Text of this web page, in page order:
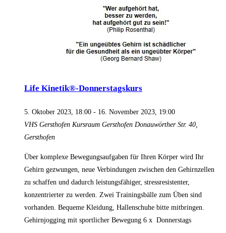
Life Kinetik®-Donnerstagskurs
5. Oktober 2023, 18:00 - 16. November 2023, 19:00
VHS Gersthofen Kursraum Gersthofen Donauwörther Str. 40,
Gersthofen
Über komplexe Bewegungsaufgaben für Ihren Körper wird Ihr
Gehirn gezwungen, neue Verbindungen zwischen den Gehirnzellen
zu schaffen und dadurch leistungsfähiger, stressresistenter,
konzentrierter zu werden. Zwei Trainingsbälle zum Üben sind
vorhanden. Bequeme Kleidung, Hallenschuhe bitte mitbringen.
Gehirnjogging mit sportlicher Bewegung 6 x Donnerstags